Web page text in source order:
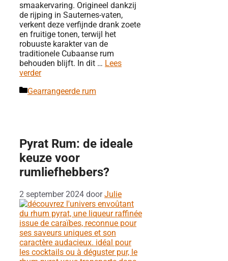
smaakervaring. Origineel dankzij
de rijping in Sauternes-vaten,
verkent deze verfijnde drank zoete
en fruitige tonen, terwijl het
robuuste karakter van de
traditionele Cubaanse rum
behouden blijft. In dit … Lees
verder
Categorieën
Gearrangeerde rum
Pyrat Rum: de ideale
keuze voor
rumliefhebbers?
2 september 2024 doorJulie